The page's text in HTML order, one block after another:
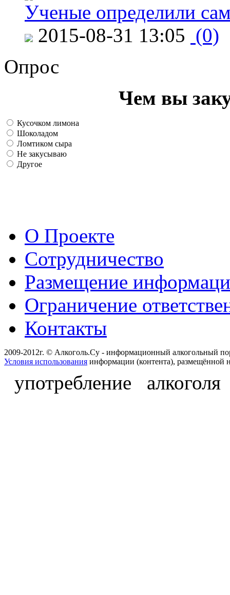
Ученые определили
2015-08-31 13:05 (0)
Опрос
Чем вы
Кусочком лимона
Шоколадом
Ломтиком сыра
Не закусываю
Другое
О Проекте
Сотрудничество
Размещение
Ограничение
Контакты
2009-2012г. © Алкоголь.Су - информационный алкогольный
Условия использования информации (контента), размещённой
употребление